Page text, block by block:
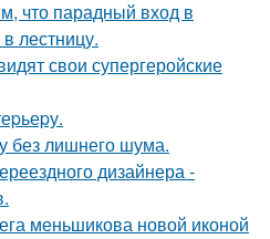
что парадный вход в
лестницу.
свои супергеройские
без лишнего шума.
дизайнера -
меньшикова новой иконой